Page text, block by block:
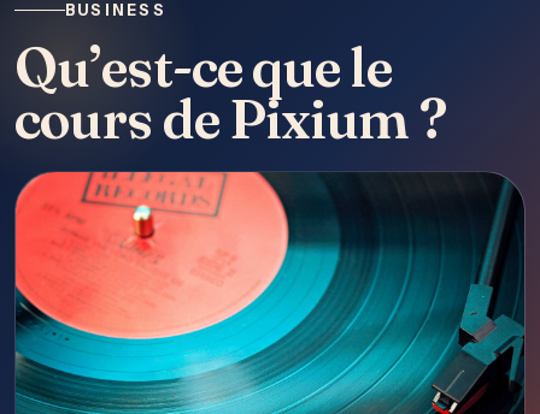
BUSINESS
Qu’est-ce que le
cours de Pixium ?